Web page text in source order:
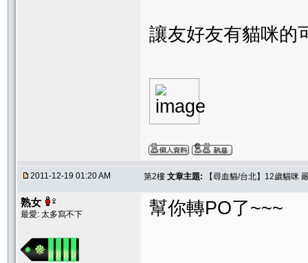
讓友好友有貓咪的
2011-12-19 01:20 AM 第2樓 文章主題: 【尋血貓/台北】12歲貓咪
熟女
最愛: 太多寫不下 幫你轉PO了~~~